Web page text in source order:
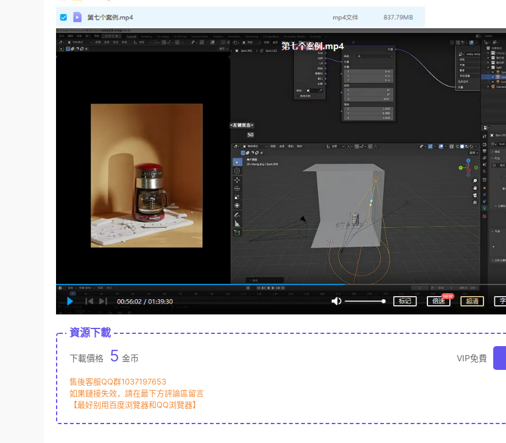
資源下載
下載價格 5 金币 VIP免費
售後客服QQ群1037197653
如果鏈接失效，請在最下方評論區留言
【最好别用百度浏覽器和QQ浏覽器】